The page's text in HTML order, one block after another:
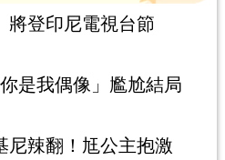
登印尼電視台節
是我偶像」尷尬結局
尼辣翻！尪公主抱激